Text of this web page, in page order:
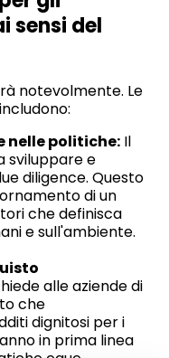
sensi del
notevolmente. Le
nelle politiche: Il
sviluppare e
diligence. Questo
di un
che definisca
e sull'ambiente.
alle aziende di
che
dignitosi per i
in prima linea